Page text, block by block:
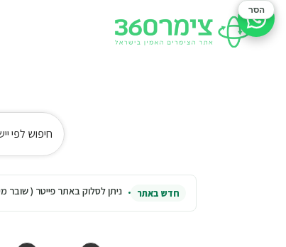
חיפוש לפי
חדש באתר ניתן לסלוק באתר פייטר ( שובר
סיוע בהזמנה
הסר